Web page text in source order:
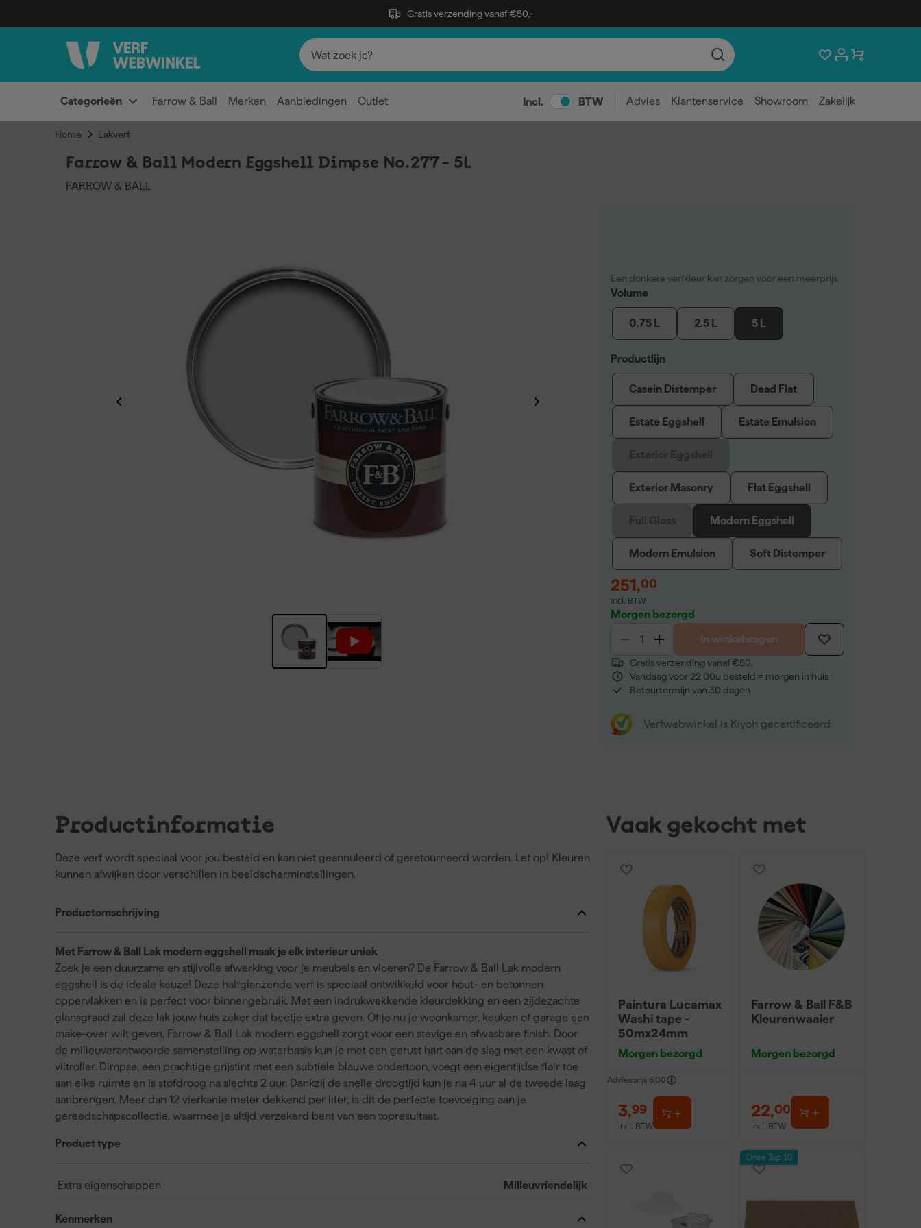
Gratis verzending vanaf €50,-
Categorieën Farrow & Ball Merken Aanbiedingen Outlet Incl. BTW Advies Klantenservice Showroom Zakelijk
Home Lakverf
Farrow & Ball Modern Eggshell Dimpse No.277 - 5L
FARROW & BALL
Een donkere verfkleur kan zorgen voor een meerprijs.
Volume
0.75 L 2.5 L 5 L
Productlijn
Casein Distemper Dead Flat
Estate Eggshell Estate Emulsion
Exterior Masonry Flat Eggshell
Modern Eggshell
Modern Emulsion Soft Distemper
251,00
incl. BTW
Morgen bezorgd
In winkelwagen
Gratis verzending vanaf €50,-
Vandaag voor 22:00u besteld = morgen in huis
Retourtermijn van 30 dagen
Verfwebwinkel is Kiyoh gecertificeerd
Productinformatie
Deze verf wordt speciaal voor jou besteld en kan niet geannuleerd of geretourneerd worden. Let op! Kleuren
kunnen afwijken door verschillen in beeldscherminstellingen.
Productomschrijving
Met Farrow & Ball Lak modern eggshell maak je elk interieur uniek
Zoek je een duurzame en stijlvolle afwerking voor je meubels en vloeren? De Farrow & Ball Lak modern
eggshell is de ideale keuze! Deze halfglanzende verf is speciaal ontwikkeld voor hout- en betonnen
oppervlakken en is perfect voor binnengebruik. Met een indrukwekkende kleurdekking en een zijdezachte
glansgraad zal deze lak jouw huis zeker dat beetje extra geven. Of je nu je woonkamer, keuken of garage een
make-over wilt geven, Farrow & Ball Lak modern eggshell zorgt voor een stevige en afwasbare finish. Door
de milieuverantwoorde samenstelling op waterbasis kun je met een gerust hart aan de slag met een kwast of
viltroller. Dimpse, een prachtige grijstint met een subtiele blauwe ondertoon, voegt een eigentijdse flair toe
aan elke ruimte en is stofdroog na slechts 2 uur. Dankzij de snelle droogtijd kun je na 4 uur al de tweede laag
aanbrengen. Meer dan 12 vierkante meter dekkend per liter, is dit de perfecte toevoeging aan je
gereedschapscollectie, waarmee je altijd verzekerd bent van een topresultaat.
Product type
Extra eigenschappen Milieuvriendelijk
Kenmerken
Vaak gekocht met
Paintura Lucamax
Washi tape -
50mx24mm
Morgen bezorgd
Adviesprijs 6,00
3,99
incl. BTW
Farrow & Ball F&B
Kleurenwaaier
Morgen bezorgd
22,00
incl. BTW
Onze Top 10